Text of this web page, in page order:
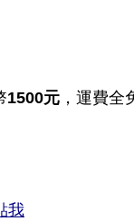
1500元 ，運費全
我